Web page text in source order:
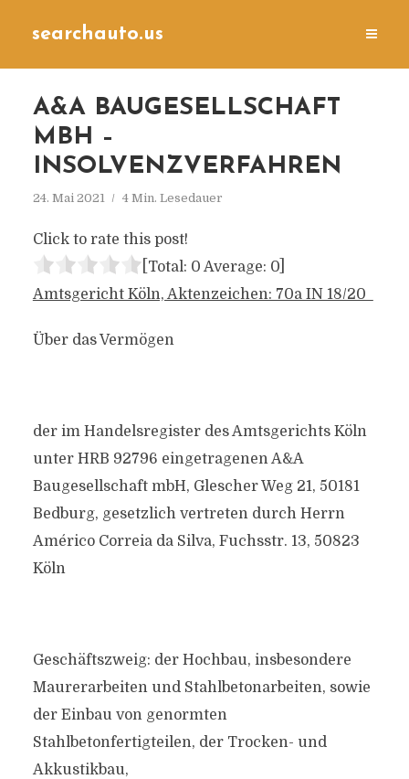
searchauto.us
A&A BAUGESELLSCHAFT
MBH –
INSOLVENZVERFAHREN
24. Mai 2021 4 Min. Lesedauer
Click to rate this post!
[Total: 0 Average: 0]
Amtsgericht Köln, Aktenzeichen: 70a IN 18/20
Über das Vermögen
der im Handelsregister des Amtsgerichts Köln
unter HRB 92796 eingetragenen A&A
Baugesellschaft mbH, Glescher Weg 21, 50181
Bedburg, gesetzlich vertreten durch Herrn
Américo Correia da Silva, Fuchsstr. 13, 50823
Köln
Geschäftszweig: der Hochbau, insbesondere
Maurerarbeiten und Stahlbetonarbeiten, sowie
der Einbau von genormten
Stahlbetonfertigteilen, der Trocken- und
Akkustikbau,